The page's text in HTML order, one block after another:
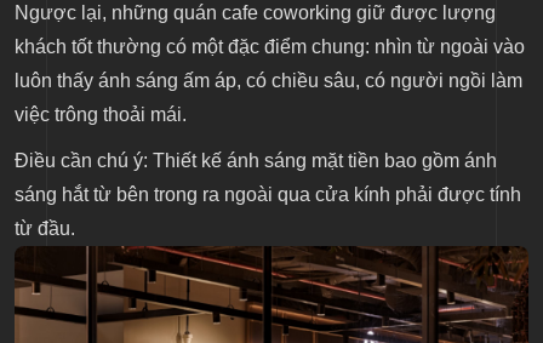
Ngược lại, những quán cafe coworking giữ được lượng
khách tốt thường có một đặc điểm chung: nhìn từ ngoài vào
luôn thấy ánh sáng ấm áp, có chiều sâu, có người ngồi làm
việc trông thoải mái.
Điều cần chú ý: Thiết kế ánh sáng mặt tiền bao gồm ánh
sáng hắt từ bên trong ra ngoài qua cửa kính phải được tính
từ đầu.